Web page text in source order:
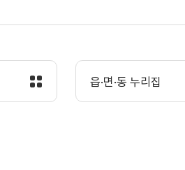
읍·면·동 누리집